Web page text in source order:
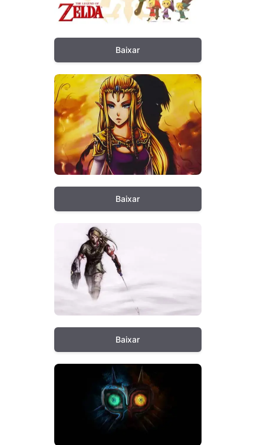
Baixar
Baixar
Baixar